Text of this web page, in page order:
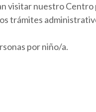
visitar nuestro
trámites
por niño/a.